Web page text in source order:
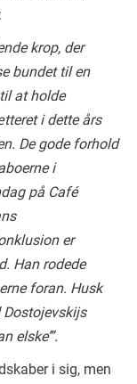
krop, der
bundet til en
at holde
i dette års
De gode forhold
i
på Café
er
Han rodede
foran. Husk
Dostojevskijs
elske’”.
i sig, men